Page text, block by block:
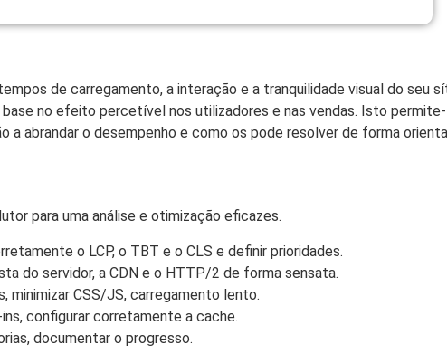
de carregamento, a interação e a tranquilidade visual do seu
no efeito percetível nos utilizadores e nas vendas. Isto
a abrandar o desempenho e como os pode resolver de forma
para uma análise e otimização eficazes.
o LCP, o TBT e o CLS e definir prioridades.
do servidor, a CDN e o HTTP/2 de forma sensata.
minimizar CSS/JS, carregamento lento.
configurar corretamente a cache.
documentar o progresso.